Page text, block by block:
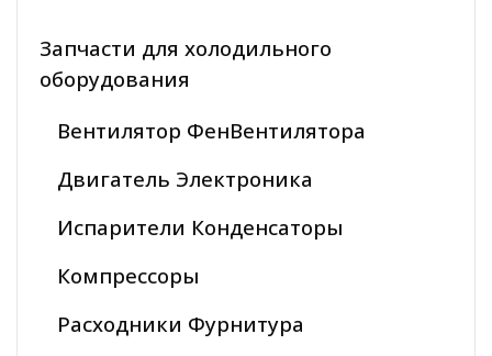
Запчасти для холодильного
оборудования
Вентилятор ФенВентилятора
Двигатель Электроника
Испарители Конденсаторы
Компрессоры
Расходники Фурнитура